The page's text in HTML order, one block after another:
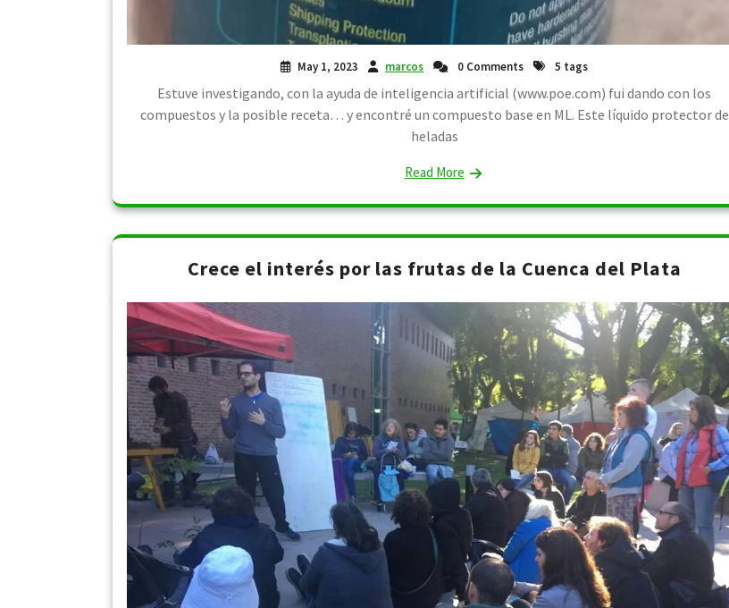
May 1, 2023 marcos 0 Comments 5 tags
Estuve investigando, con la ayuda de inteligencia artificial (www.poe.com) fui dando con los
compuestos y la posible receta… y encontré un compuesto base en ML. Este líquido protector de
heladas
Read More
Crece el interés por las frutas de la Cuenca del Plata